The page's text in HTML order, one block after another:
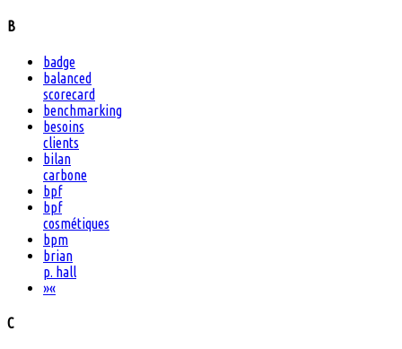
B
badge
balanced
scorecard
benchmarking
besoins
clients
bilan
carbone
bpf
bpf
cosmétiques
bpm
brian
p. hall
»«
C